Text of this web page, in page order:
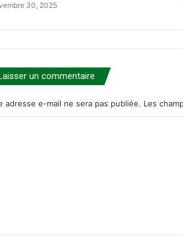
30, 2025
un commentaire
adresse e-mail ne sera pas publiée. Les